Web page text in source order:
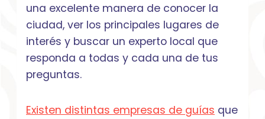
una excelente manera de conocer la
ciudad, ver los principales lugares de
interés y buscar un experto local que
responda a todas y cada una de tus
preguntas.
Existen distintas empresas de guías que